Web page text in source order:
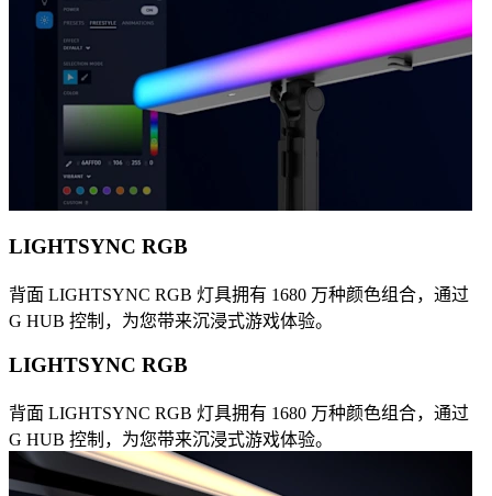
LIGHTSYNC RGB
背面 LIGHTSYNC RGB 灯具拥有 1680 万种颜色组合，通过
G HUB 控制，为您带来沉浸式游戏体验。
LIGHTSYNC RGB
背面 LIGHTSYNC RGB 灯具拥有 1680 万种颜色组合，通过
G HUB 控制，为您带来沉浸式游戏体验。